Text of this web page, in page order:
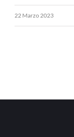
22 Marzo 2023